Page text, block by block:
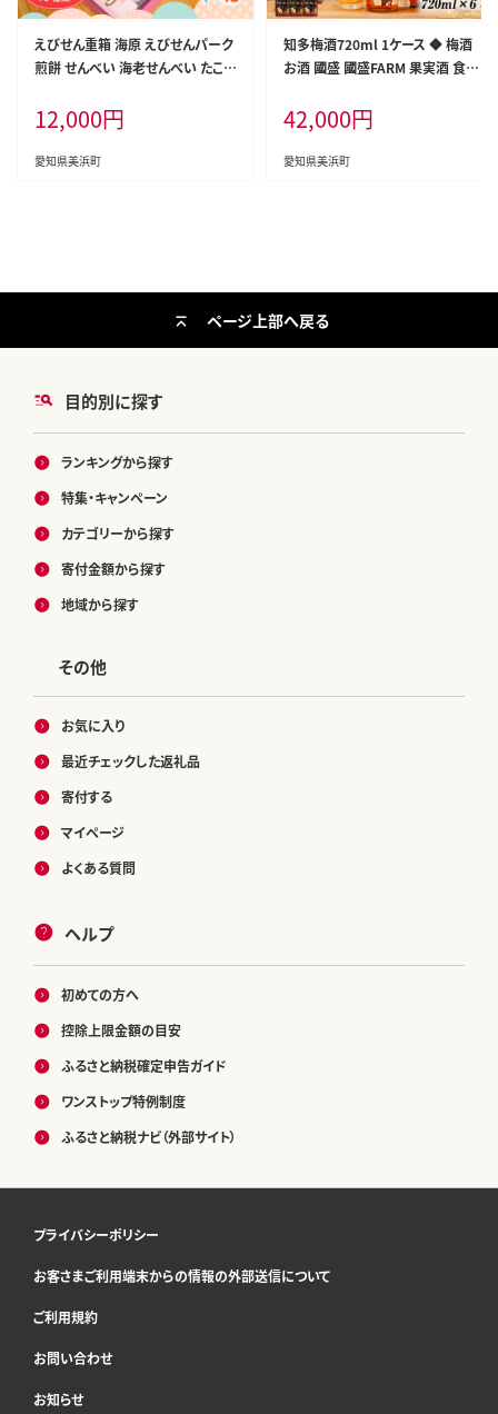
えびせん重箱 海原 えびせんパーク
煎餅 せんべい 海老せんべい たこせ
いか たこ 姿焼き 詰め合わせ お菓
子 おつまみ おやつ 美浜町 愛知県
特産品 おみやげ お歳暮 お中元
12,000円
愛知県美浜町
知多梅酒720ml 1ケース ◆ 梅酒
お酒 國盛 國盛FARM 果実酒 食前
南高梅 南高梅 完熟梅 フルーツ 愛
知県 美浜町 中埜酒造
42,000円
愛知県美浜町
目的別に探す
ランキングから探す
特集・キャンペーン
カテゴリーから探す
寄付金額から探す
地域から探す
その他
お気に入り
最近チェックした返礼品
寄付する
マイページ
よくある質問
ヘルプ
初めての方へ
控除上限金額の目安
ふるさと納税確定申告ガイド
ワンストップ特例制度
ふるさと納税ナビ（外部サイト）
ページ上部へ戻る
プライバシーポリシー
お客さまご利用端末からの情報の外部送信について
ご利用規約
お問い合わせ
お知らせ